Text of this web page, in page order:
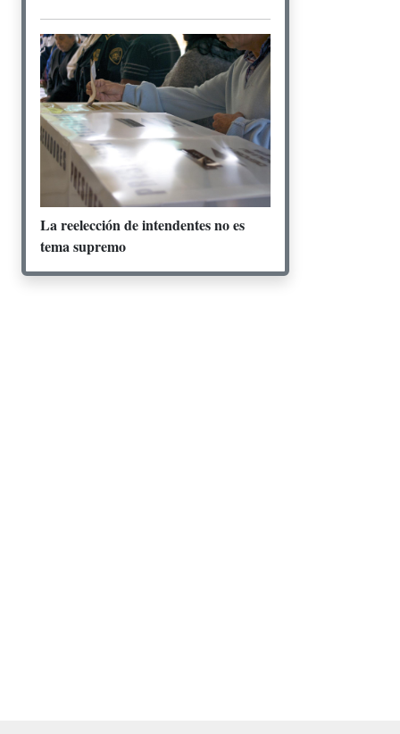
La reelección de intendentes no es
tema supremo